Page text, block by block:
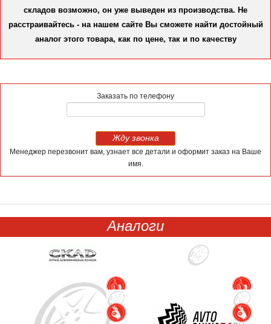
складов возможно, он уже выведен из производства. Не
расстраивайтесь - на нашем сайте Вы сможете найти достойный
аналог этого товара, как по цене, так и по качеству
Заказать по телефону
Жду звонка
Менеджер перезвонит вам, узнает все детали и оформит заказ на Ваше
имя.
Аналоги